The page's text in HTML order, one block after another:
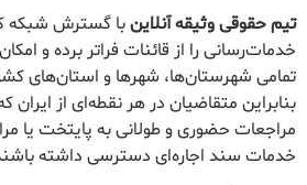
تیم حقوقی وثیقه آنلاینبا گسترش شبکه
خدمات‌رسانی را از قائنات فراتر برده و
تمامی شهرستان‌ها، شهرها و استان‌های
بنابراین متقاضیان در هر نقطه‌ای از ایران
مراجعات حضوری و طولانی به پایتخت یا
خدمات سند اجاره‌ای دسترسی داشته